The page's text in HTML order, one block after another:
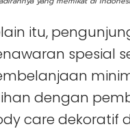
itu,
spesial
dengan
care dekoratif